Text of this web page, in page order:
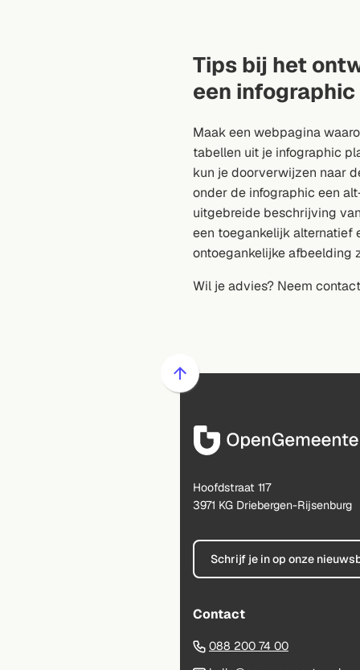
Tips bij het
een infographic
Maak een webpagina
tabellen uit je infographic
kun je doorverwijzen naar
onder de infographic een
uitgebreide beschrijving
een toegankelijk alternatief
ontoegankelijke afbeelding
Wil je advies? Neem
Scroll
boven
naar
begin
van
paginainhoud
Hoofdstraat 117
3971 KG Driebergen-Rijsenburg
Schrijf je in op onze
Contact
088 200 74 00(Verwijst
naar